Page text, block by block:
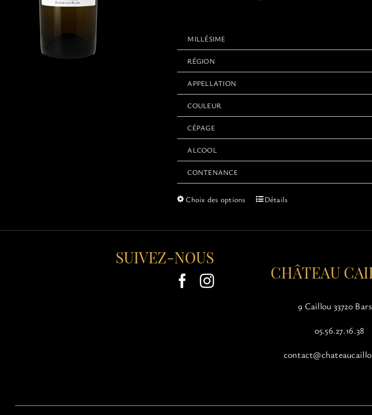
MILLÉSIME
RÉGION
APPELLATION
COULEUR
CÉPAGE
ALCOOL
CONTENANCE
Choix des options
Ce
plusieurs
options
peuvent
Détails
SUIVEZ-NOUS
CHÂTEAU
9 Caillou 33720
05.56.27.16.38